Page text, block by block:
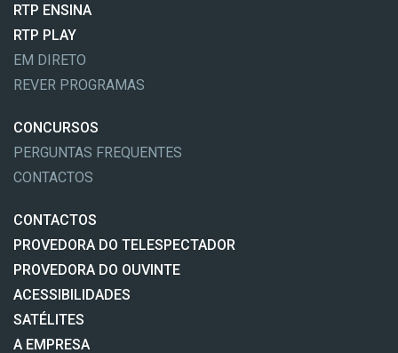
RTP ENSINA
RTP PLAY
EM DIRETO
REVER PROGRAMAS
CONCURSOS
PERGUNTAS FREQUENTES
CONTACTOS
CONTACTOS
PROVEDORA DO TELESPECTADOR
PROVEDORA DO OUVINTE
ACESSIBILIDADES
SATÉLITES
A EMPRESA